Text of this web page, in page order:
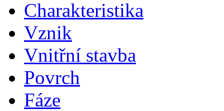
Charakteristika
Vznik
Vnitřní stavba
Povrch
Fáze